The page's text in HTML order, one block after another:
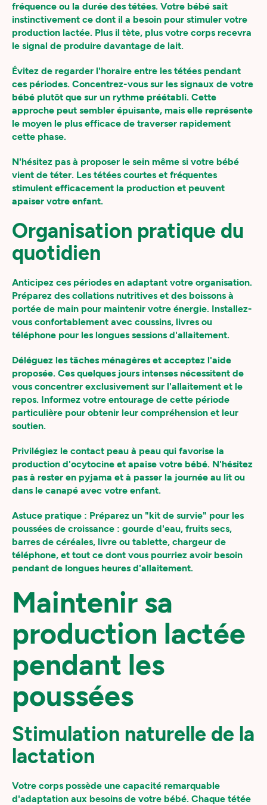
fréquence ou la durée des tétées. Votre bébé sait
instinctivement ce dont il a besoin pour stimuler votre
production lactée. Plus il tète, plus votre corps recevra
le signal de produire davantage de lait.
Évitez de regarder l'horaire entre les tétées pendant
ces périodes. Concentrez-vous sur les signaux de votre
bébé plutôt que sur un rythme préétabli. Cette
approche peut sembler épuisante, mais elle représente
le moyen le plus efficace de traverser rapidement
cette phase.
N'hésitez pas à proposer le sein même si votre bébé
vient de téter. Les tétées courtes et fréquentes
stimulent efficacement la production et peuvent
apaiser votre enfant.
Organisation pratique du
quotidien
Anticipez ces périodes en adaptant votre organisation.
Préparez des collations nutritives et des boissons à
portée de main pour maintenir votre énergie. Installez-
vous confortablement avec coussins, livres ou
téléphone pour les longues sessions d'allaitement.
Déléguez les tâches ménagères et acceptez l'aide
proposée. Ces quelques jours intenses nécessitent de
vous concentrer exclusivement sur l'allaitement et le
repos. Informez votre entourage de cette période
particulière pour obtenir leur compréhension et leur
soutien.
Privilégiez le contact peau à peau qui favorise la
production d'ocytocine et apaise votre bébé. N'hésitez
pas à rester en pyjama et à passer la journée au lit ou
dans le canapé avec votre enfant.
Astuce pratique : Préparez un "kit de survie" pour les
poussées de croissance : gourde d'eau, fruits secs,
barres de céréales, livre ou tablette, chargeur de
téléphone, et tout ce dont vous pourriez avoir besoin
pendant de longues heures d'allaitement.
Maintenir sa
production lactée
pendant les
poussées
Stimulation naturelle de la
lactation
Votre corps possède une capacité remarquable
d'adaptation aux besoins de votre bébé. Chaque tétée